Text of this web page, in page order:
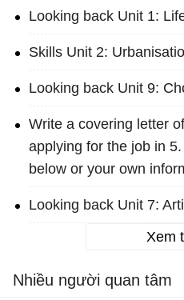
Looking back Unit 1:
Skills Unit 2:
Looking back Unit 9:
Write a covering letter
applying for the job in
below or your own
Looking back Unit 7:
Xem
Nhiều người quan tâm